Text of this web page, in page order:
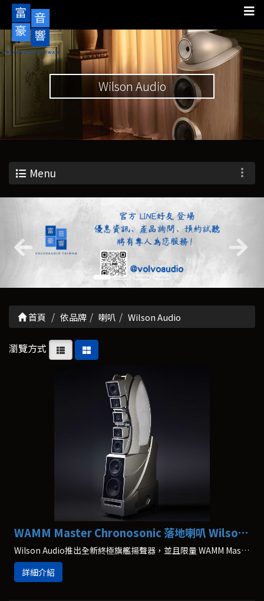
Wilson Audio
Menu
首頁 依品牌 喇叭 Wilson Audio
瀏覽方式
WAMM Master Chronosonic 落地喇叭 Wilson Audio
Wilson Audio推出全新終極旗艦揚聲器，並且限量 WAMM Master Chronosonic，這款新旗艦是Wilson Audio經過五年多的時間研發，是1980年代的頂級旗艦WAMM的全新延續和創新，集合了Wilson Audio最新最頂級的技術和製造工藝。
詳細介紹